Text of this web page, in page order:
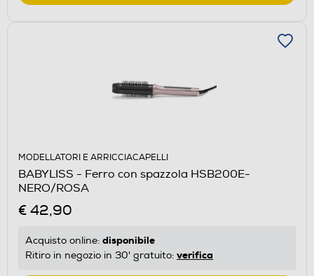
MODELLATORI E ARRICCIACAPELLI
BABYLISS - Ferro con spazzola HSB200E-
NERO/ROSA
€ 42,90
Acquisto online: disponibile
Ritiro in negozio in 30' gratuito: verifica